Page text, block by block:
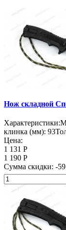
Нож складной
клинка (мм):
Цена:
1 131 Р
1 190 Р
Сумма скидки: -